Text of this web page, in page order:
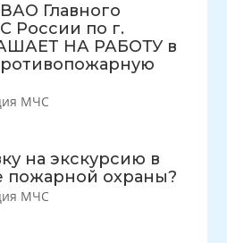
Главного
России по г.
НА РАБОТУ в
МЧС
на экскурсию в
пожарной охраны?
МЧС